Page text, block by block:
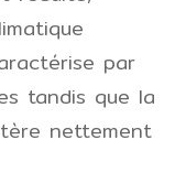
par
tandis que la
nettement